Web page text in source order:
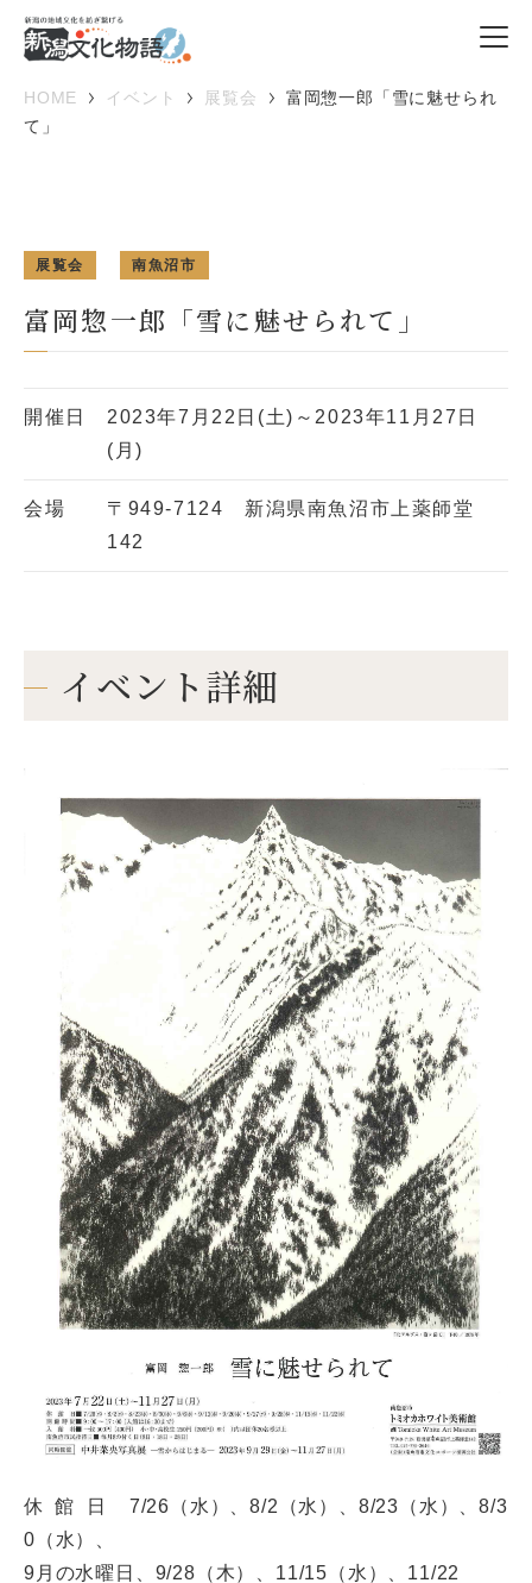
HOME イベント 展覧会
富岡惣一郎「雪に魅せられ
て」
展覧会 南魚沼市
富岡惣一郎「雪に魅せられて」
開催日
2023年7月22日(土)～2023年11月27日
(月)
会場
〒949-7124 新潟県南魚沼市上薬師堂
142
イベント詳細
休 館 日 7/26（水）、8/2（水）、8/23（水）、8/3
0（水）、
9月の水曜日、9/28（木）、11/15（水）、11/22